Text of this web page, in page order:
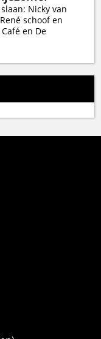
Nicky van
schoof en
en De